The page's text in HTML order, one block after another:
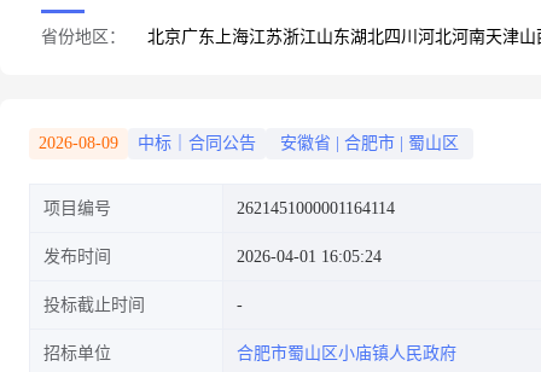
省份地区： 北京广东 上海江苏浙江山东湖北四川 河北河南天津山
2026-08-09 中标｜合同公告 安徽省 合肥市 蜀山区
项目编号 2621451000001164114
发布时间 2026-04-01 16:05:24
投标截止时间
招标单位 合肥市蜀山区小庙镇人民政府